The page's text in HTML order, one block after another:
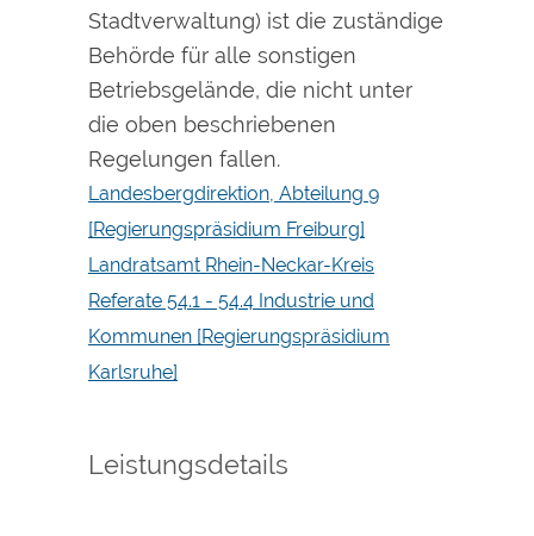
Stadtverwaltung) ist die zuständige
Behörde für alle sonstigen
Betriebsgelände, die nicht unter
die oben beschriebenen
Regelungen fallen.
Landesbergdirektion, Abteilung 9
[Regierungspräsidium Freiburg]
Landratsamt Rhein-Neckar-Kreis
Referate 54.1 - 54.4 Industrie und
Kommunen [Regierungspräsidium
Karlsruhe]
Leistungsdetails